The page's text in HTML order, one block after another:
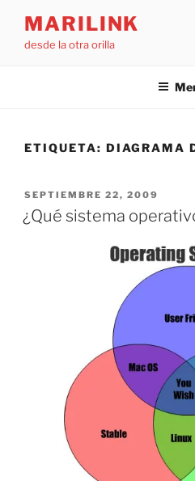
contenido
MARILINK
desde la otra orilla
ETIQUETA: DIAGRAMA
PUBLICADO
EL
SEPTIEMBRE 22, 2009
¿Qué sistema